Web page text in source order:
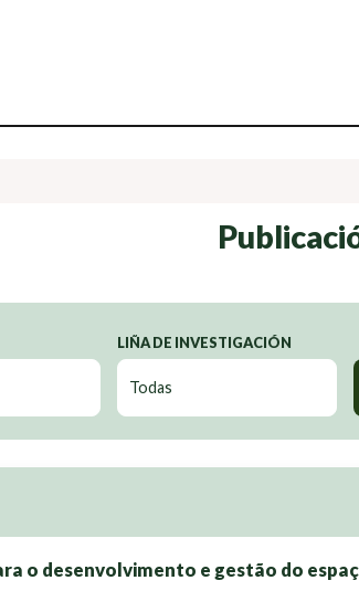
LIÑA DE INVESTIGACIÓN
o desenvolvimento e gestão do